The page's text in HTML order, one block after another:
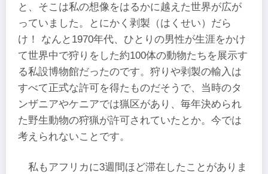
と、そこは私の想像をはるかに越えた世界が広が
っていました。とにかく剥製（はくせい）だら
け！ なんと1970年代、ひとりの男性が生涯をかけ
て世界中で狩りをした約100体の動物たちを展示す
る私設博物館だったのです。狩りや剥製の輸入は
すべて正式な許可を得たものだそうで、当時のタ
ンザニアやケニアでは猟区があり、毎年決められ
た野生動物の狩猟が許可されていたとか。今では
考えられないことです。
私もアフリカに3週間ほど滞在したことがありま